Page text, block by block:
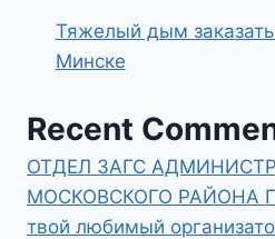
Тяжелый дым
Минске
Recent
ОТДЕЛ ЗАГС
МОСКОВСКОГО РАЙОНА
твой любимый